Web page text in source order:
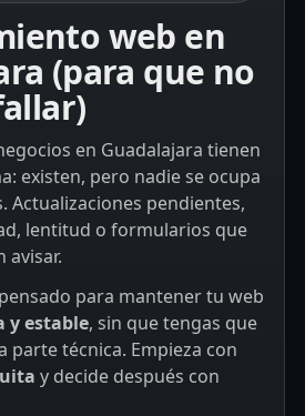
web en
(para que no
en Guadalajara tienen
existen, pero nadie se ocupa
Actualizaciones pendientes,
lentitud o formularios que
avisar.
para mantener tu web
y estable, sin que tengas que
parte técnica. Empieza con
y decide después con